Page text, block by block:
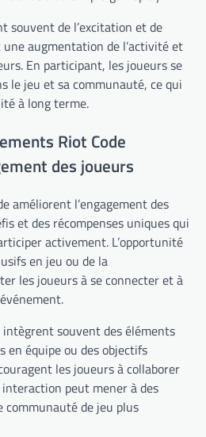
souvent de l’excitation et de
augmentation de l’activité et
En participant, les joueurs se
le jeu et sa communauté, ce qui
à long terme.
Riot Code
des joueurs
améliorent l’engagement des
et des récompenses uniques qui
activement. L’opportunité
en jeu ou de la
les joueurs à se connecter et à
intègrent souvent des éléments
en équipe ou des objectifs
les joueurs à collaborer
peut mener à des
de jeu plus